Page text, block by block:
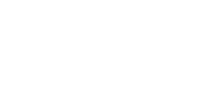
в жилых помещениях с
подойдет для укладки